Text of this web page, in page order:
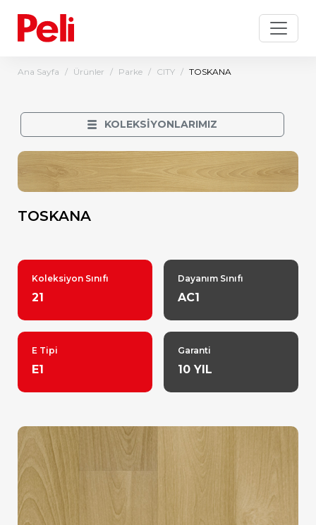
Ana Sayfa Ürünler Parke CITY TOSKANA
KOLEKSİYONLARIMIZ
TOSKANA
Koleksiyon Sınıfı
21
Dayanım Sınıfı
AC1
E Tipi
E1
Garanti
10 YIL